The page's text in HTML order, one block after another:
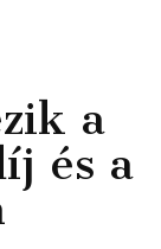
a
és a